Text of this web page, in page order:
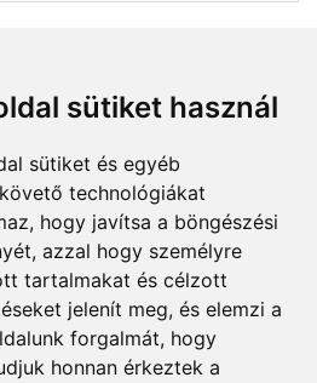
sütiket használ
sütiket és egyéb
technológiákat
hogy javítsa a böngészési
azzal hogy személyre
tartalmakat és célzott
jelenít meg, és elemzi a
forgalmát, hogy
honnan érkeztek a
szabályzat
| Theme:
by ThemeFarmer